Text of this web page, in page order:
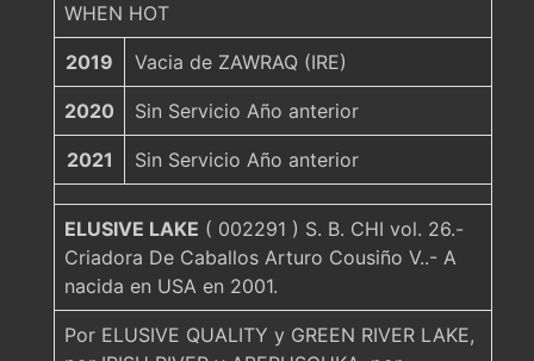
WHEN HOT
2019 Vacia de ZAWRAQ (IRE)
2020 Sin Servicio Año anterior
2021 Sin Servicio Año anterior
ELUSIVE LAKE ( 002291 ) S. B. CHI vol. 26.-
Criadora De Caballos Arturo Cousiño V..- A
nacida en USA en 2001.
Por ELUSIVE QUALITY y GREEN RIVER LAKE,